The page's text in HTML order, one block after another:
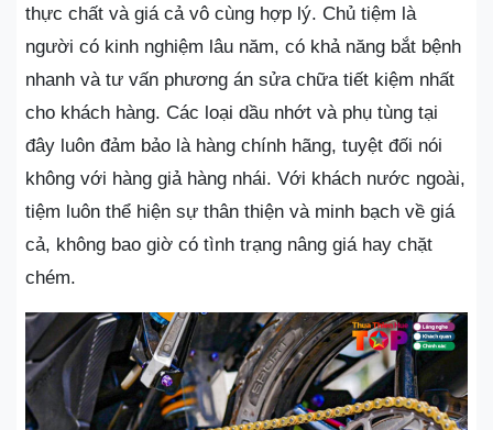
thực chất và giá cả vô cùng hợp lý. Chủ tiệm là
người có kinh nghiệm lâu năm, có khả năng bắt bệnh
nhanh và tư vấn phương án sửa chữa tiết kiệm nhất
cho khách hàng. Các loại dầu nhớt và phụ tùng tại
đây luôn đảm bảo là hàng chính hãng, tuyệt đối nói
không với hàng giả hàng nhái. Với khách nước ngoài,
tiệm luôn thể hiện sự thân thiện và minh bạch về giá
cả, không bao giờ có tình trạng nâng giá hay chặt
chém.